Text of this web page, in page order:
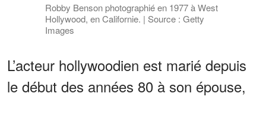
Robby Benson photographié en 1977 à West
Hollywood, en Californie. | Source : Getty
Images
L’acteur hollywoodien est marié depuis
le début des années 80 à son épouse,